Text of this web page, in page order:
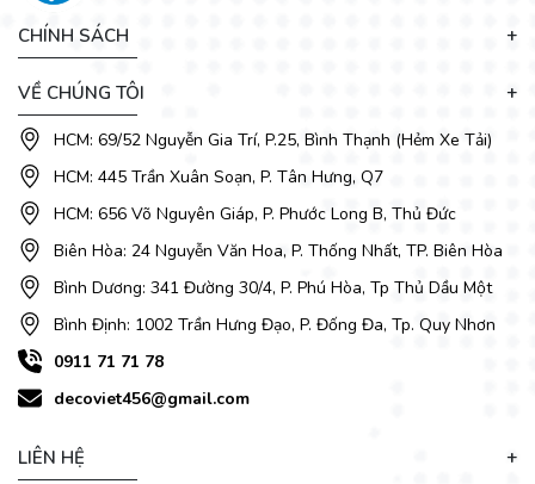
Các mẫu ghế sofa đẹp tạiDecoViet được thiết kế tinh tế từ
chất liệu tới kiểu dáng phù hợp cho nhiều kiến trúc phòng
khách. Khách hàng có thể tự tin bài trí những bộ ghế
giá rẻtheo mọi phong cách từ trẻ trung năng động đến cổ
bạn sẽ có một diện mạo mới và luôn cảm thấy mới mẻ nổi bật
trước mọi ánh nhìn.
- Vỏ bọc: Vải bố.
- Khung sườn: Gỗ tự nhiên đã qua xử lý chống cong vênh,
mối mọt.
- Đệm mút: Nệm cứng, mềm, hoặc bằng bông ép (tùy chọn).
CHÍNH SÁCH
VỀ CHÚNG TÔI
HCM: 69/52 Nguyễn Gia Trí, P.25, Bình Thạnh (Hẻm Xe Tải)
HCM: 445 Trần Xuân Soạn, P. Tân Hưng, Q7
HCM: 656 Võ Nguyên Giáp, P. Phước Long B, Thủ Đức
Biên Hòa: 24 Nguyễn Văn Hoa, P. Thống Nhất, TP. Biên Hòa
Bình Dương: 341 Đường 30/4, P. Phú Hòa, Tp Thủ Dầu Một
Bình Định: 1002 Trần Hưng Đạo, P. Đống Đa, Tp. Quy Nhơn
0911 71 71 78
decoviet456@gmail.com
LIÊN HỆ